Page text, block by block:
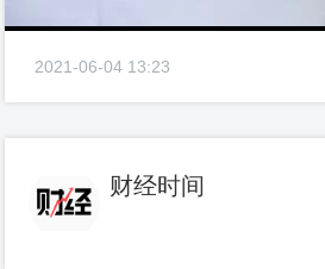
2021-06-04 13:23
财经时间